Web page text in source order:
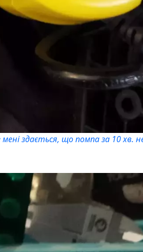
здається, що помпа за 10 хв.